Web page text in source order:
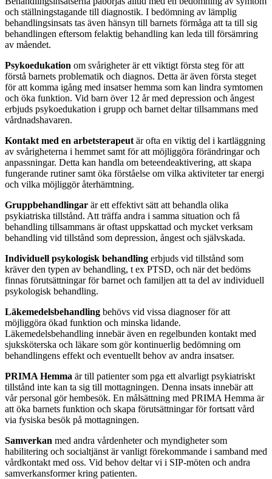
och ställningstagande till diagnostik. I bedömning av lämplig
behandlingsinsats tas även hänsyn till barnets förmåga att ta till sig
behandlingen eftersom felaktig behandling kan leda till försämring
av måendet.
Psykoedukation om svårigheter är ett viktigt första steg för att
förstå barnets problematik och diagnos. Detta är även första steget
för att komma igång med insatser hemma som kan lindra symtomen
och öka funktion. Vid barn över 12 år med depression och ångest
erbjuds psykoedukation i grupp och barnet deltar tillsammans med
vårdnadshavaren.
Kontakt med en arbetsterapeut är ofta en viktig del i kartläggning
av svårigheterna i hemmet samt för att möjliggöra förändringar och
anpassningar. Detta kan handla om beteendeaktivering, att skapa
fungerande rutiner samt öka förståelse om vilka aktiviteter tar energi
och vilka möjliggör återhämtning.
Gruppbehandlingar är ett effektivt sätt att behandla olika
psykiatriska tillstånd. Att träffa andra i samma situation och få
behandling tillsammans är oftast uppskattad och mycket verksam
behandling vid tillstånd som depression, ångest och självskada.
Individuell psykologisk behandling erbjuds vid tillstånd som
kräver den typen av behandling, t ex PTSD, och när det bedöms
finnas förutsättningar för barnet och familjen att ta del av individuell
psykologisk behandling.
Läkemedelsbehandling behövs vid vissa diagnoser för att
möjliggöra ökad funktion och minska lidande.
Läkemedelsbehandling innebär även en regelbunden kontakt med
sjuksköterska och läkare som gör kontinuerlig bedömning om
behandlingens effekt och eventuellt behov av andra insatser.
PRIMA Hemma är till patienter som pga ett alvarligt psykiatriskt
tillstånd inte kan ta sig till mottagningen. Denna insats innebär att
vår personal gör hembesök. En målsättning med PRIMA Hemma är
att öka barnets funktion och skapa förutsättningar för fortsatt vård
via fysiska besök på mottagningen.
Samverkan med andra vårdenheter och myndigheter som
habilitering och socialtjänst är vanligt förekommande i samband med
vårdkontakt med oss. Vid behov deltar vi i SIP-möten och andra
samverkansformer kring patienten.